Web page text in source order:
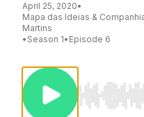
April 25, 2020•
Mapa das Ideias &
Martins
• Season 1• Episode 6
Use Left/